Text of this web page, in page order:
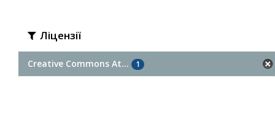
Ліцензії
Creative Commons At... 1